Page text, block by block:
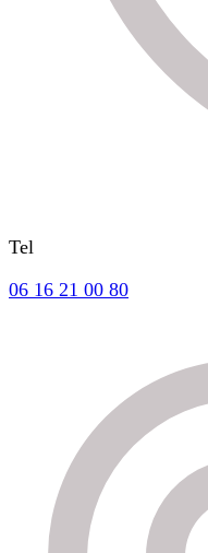
Tel
06 16 21 00 80